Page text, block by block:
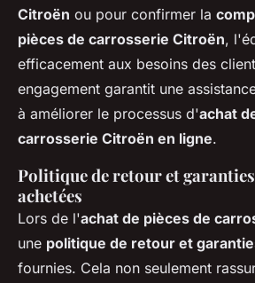
Citroën ou pour confirmer la
pièces de carrosserie Citroën,
efficacement aux besoins des
engagement garantit une
à améliorer le processus d'achat
carrosserie Citroën en ligne.
Politique de retour et
achetées
Lors de l'achat de pièces de
une politique de retour et
fournies. Cela non seulement